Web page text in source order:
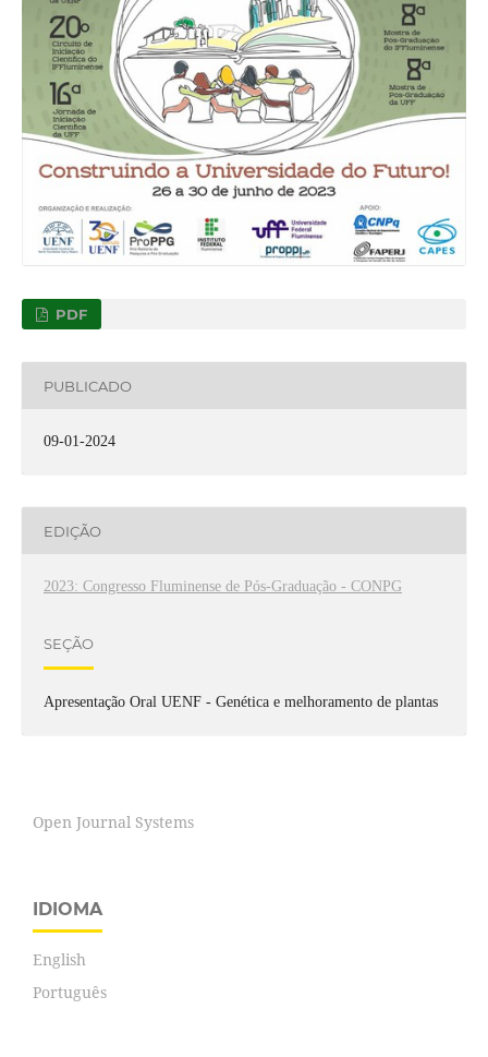
PDF
PUBLICADO
09-01-2024
EDIÇÃO
2023: Congresso Fluminense de Pós-Graduação - CONPG
SEÇÃO
Apresentação Oral UENF - Genética e melhoramento de plantas
Open Journal Systems
IDIOMA
English
Português